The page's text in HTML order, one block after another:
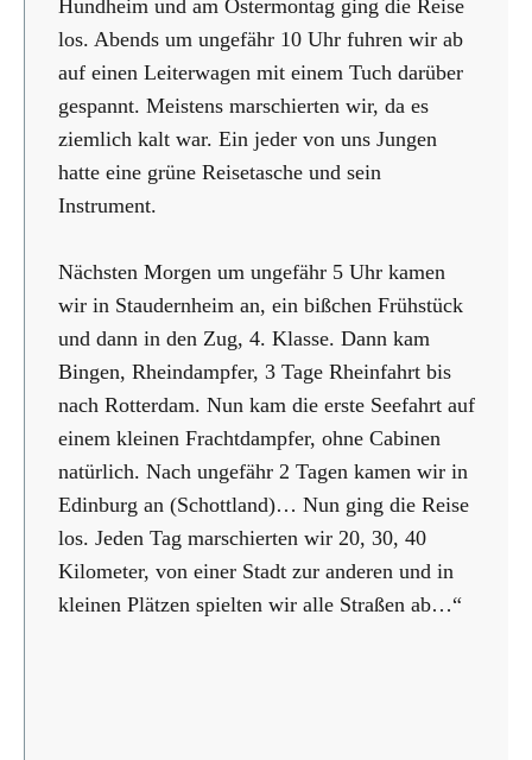
Hundheim und am Ostermontag ging die Reise
los. Abends um ungefähr 10 Uhr fuhren wir ab
auf einen Leiterwagen mit einem Tuch darüber
gespannt. Meistens marschierten wir, da es
ziemlich kalt war. Ein jeder von uns Jungen
hatte eine grüne Reisetasche und sein
Instrument.
Nächsten Morgen um ungefähr 5 Uhr kamen
wir in Staudernheim an, ein bißchen Frühstück
und dann in den Zug, 4. Klasse. Dann kam
Bingen, Rheindampfer, 3 Tage Rheinfahrt bis
nach Rotterdam. Nun kam die erste Seefahrt auf
einem kleinen Frachtdampfer, ohne Cabinen
natürlich. Nach ungefähr 2 Tagen kamen wir in
Edinburg an (Schottland)… Nun ging die Reise
los. Jeden Tag marschierten wir 20, 30, 40
Kilometer, von einer Stadt zur anderen und in
kleinen Plätzen spielten wir alle Straßen ab…“